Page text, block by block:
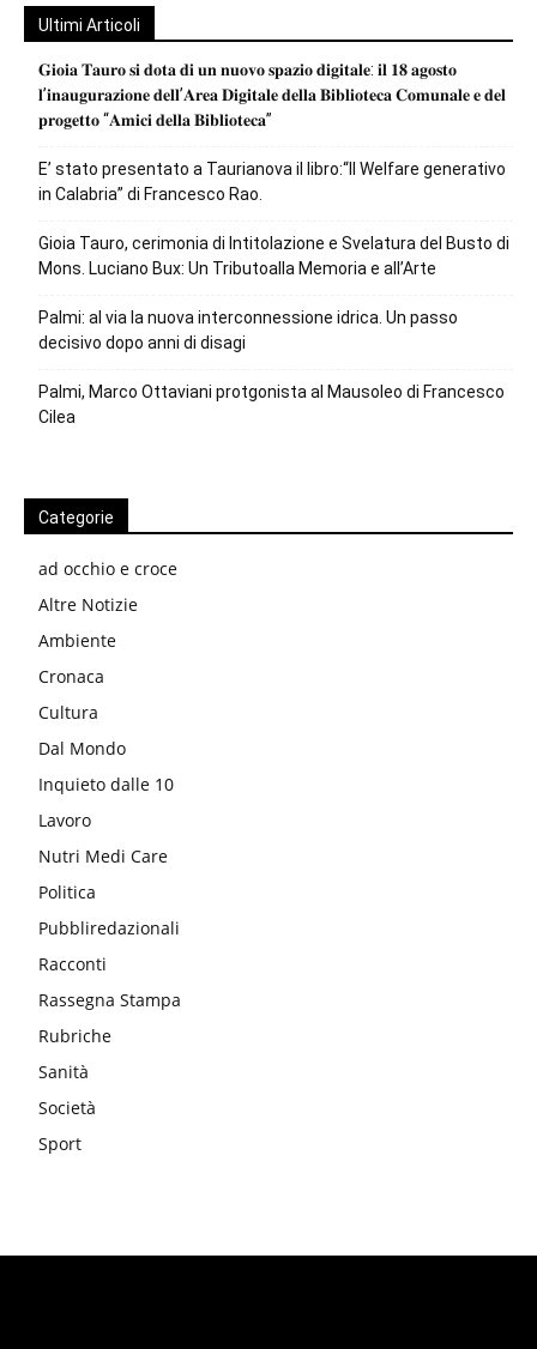
Ultimi Articoli
𝐆𝐢𝐨𝐢𝐚 𝐓𝐚𝐮𝐫𝐨 𝐬𝐢 𝐝𝐨𝐭𝐚 𝐝𝐢 𝐮𝐧 𝐧𝐮𝐨𝐯𝐨 𝐬𝐩𝐚𝐳𝐢𝐨 𝐝𝐢𝐠𝐢𝐭𝐚𝐥𝐞: 𝐢𝐥 𝟏𝟖 𝐚𝐠𝐨𝐬𝐭𝐨
𝐥’𝐢𝐧𝐚𝐮𝐠𝐮𝐫𝐚𝐳𝐢𝐨𝐧𝐞 𝐝𝐞𝐥𝐥’𝐀𝐫𝐞𝐚 𝐃𝐢𝐠𝐢𝐭𝐚𝐥𝐞 𝐝𝐞𝐥𝐥𝐚 𝐁𝐢𝐛𝐥𝐢𝐨𝐭𝐞𝐜𝐚 𝐂𝐨𝐦𝐮𝐧𝐚𝐥𝐞 𝐞 𝐝𝐞𝐥
𝐩𝐫𝐨𝐠𝐞𝐭𝐭𝐨 “𝐀𝐦𝐢𝐜𝐢 𝐝𝐞𝐥𝐥𝐚 𝐁𝐢𝐛𝐥𝐢𝐨𝐭𝐞𝐜𝐚”
E’ stato presentato a Taurianova il libro:“Il Welfare generativo
in Calabria” di Francesco Rao.
Gioia Tauro, cerimonia di Intitolazione e Svelatura del Busto di
Mons. Luciano Bux: Un Tributoalla Memoria e all’Arte
Palmi: al via la nuova interconnessione idrica. Un passo
decisivo dopo anni di disagi
Palmi, Marco Ottaviani protgonista al Mausoleo di Francesco
Cilea
Categorie
ad occhio e croce
Altre Notizie
Ambiente
Cronaca
Cultura
Dal Mondo
Inquieto dalle 10
Lavoro
Nutri Medi Care
Politica
Pubbliredazionali
Racconti
Rassegna Stampa
Rubriche
Sanità
Società
Sport